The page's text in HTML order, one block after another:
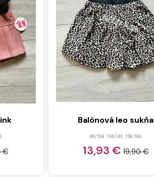
€
Balónová leo sukňa
98/104 134/140 158/164
13,93 €19,90 €